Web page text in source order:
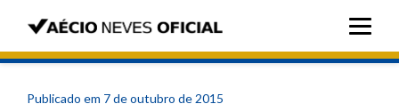
Publicado em 7 de outubro de 2015